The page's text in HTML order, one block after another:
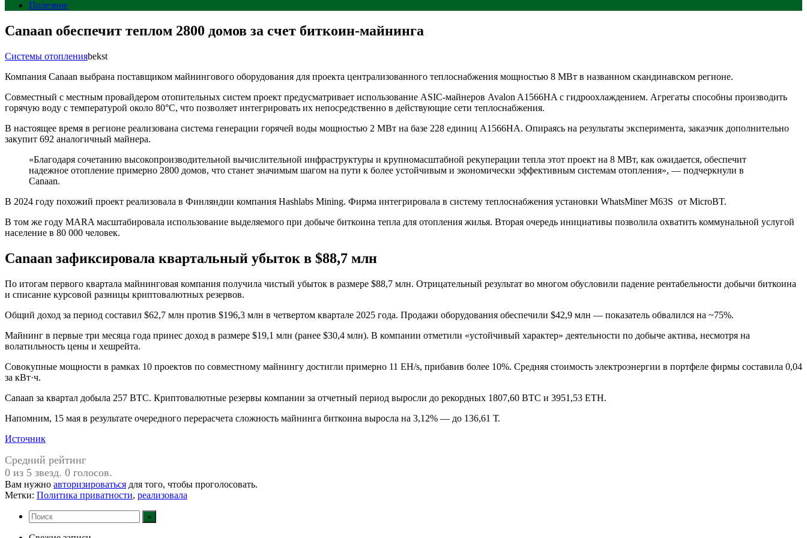
Полезное
Canaan обеспечит теплом 2800 домов за счет биткоин-майнинга
Системы отопленияbekst
Компания Canaan выбрана поставщиком майнингового оборудования для проекта централизованного теплоснабжения мощностью 8 МВт в названном скандинавском регионе.
Совместный с местным провайдером отопительных систем проект предусматривает использование ASIC-майнеров Avalon A1566HA с гидроохлаждением. Агрегаты способны производить
горячую воду с температурой около 80°C, что позволяет интегрировать их непосредственно в действующие сети теплоснабжения.
В настоящее время в регионе реализована система генерации горячей воды мощностью 2 МВт на базе 228 единиц A1566HA. Опираясь на результаты эксперимента, заказчик дополнительно
закупит 692 аналогичный майнера.
«Благодаря сочетанию высокопроизводительной вычислительной инфраструктуры и крупномасштабной рекуперации тепла этот проект на 8 МВт, как ожидается, обеспечит
надежное отопление примерно 2800 домов, что станет значимым шагом на пути к более устойчивым и экономически эффективным системам отопления», — подчеркнули в
Canaan.
В 2024 году похожий проект реализовала в Финляндии компания Hashlabs Mining. Фирма интегрировала в систему теплоснабжения установки WhatsMiner M63S от MicroBT.
В том же году MARA масштабировала использование выделяемого при добыче биткоина тепла для отопления жилья. Вторая очередь инициативы позволила охватить коммунальной услугой
население в 80 000 человек.
Canaan зафиксировала квартальный убыток в $88,7 млн
По итогам первого квартала майнинговая компания получила чистый убыток в размере $88,7 млн. Отрицательный результат во многом обусловили падение рентабельности добычи биткоина
и списание курсовой разницы криптовалютных резервов.
Общий доход за период составил $62,7 млн против $196,3 млн в четвертом квартале 2025 года. Продажи оборудования обеспечили $42,9 млн — показатель обвалился на ~75%.
Майнинг в первые три месяца года принес доход в размере $19,1 млн (ранее $30,4 млн). В компании отметили «устойчивый характер» деятельности по добыче актива, несмотря на
волатильность цены и хешрейта.
Совокупные мощности в рамках 10 проектов по совместному майнингу достигли примерно 11 EH/s, прибавив более 10%. Средняя стоимость электроэнергии в портфеле фирмы составила 0,04
за кВт·ч.
Canaan за квартал добыла 257 BTC. Криптовалютные резервы компании за отчетный период выросли до рекордных 1807,60 BTC и 3951,53 ETH.
Напомним, 15 мая в результате очередного перерасчета сложность майнинга биткоина выросла на 3,12% — до 136,61 Т.
Источник
Средний рейтинг
0 из 5 звезд. 0 голосов.
Вам нужно авторизироваться для того, чтобы проголосовать.
Метки: Политика приватности, реализовала